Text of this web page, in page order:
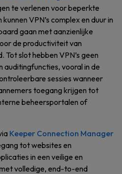
te verlenen voor beperkte
VPN’s complex en duur in
gaan met aanzienlijke
de productiviteit van
slot hebben VPN’s geen
auditingfuncties, vooral in de
sessies wanneer
toegang krijgen tot
beheersportalen of
Keeper Connection Manager
tot websites en
in een veilige en
volledige, end-to-end